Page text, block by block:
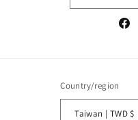
Country/region
Taiwan | TWD $